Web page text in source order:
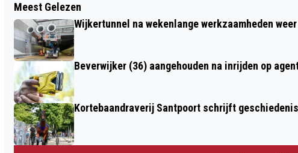
ISOO VIERT 10-JARIG BESTAAN MET
EXPOSITIE
Meest Gelezen
Wijkertunnel na wekenlange werkzaamheden
Beverwijker (36) aangehouden na inrijden op
Kortebaandraverij Santpoort schrijft